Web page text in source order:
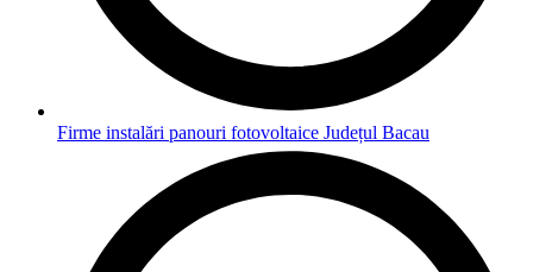
Firme instalări panouri fotovoltaice Județul Bacau